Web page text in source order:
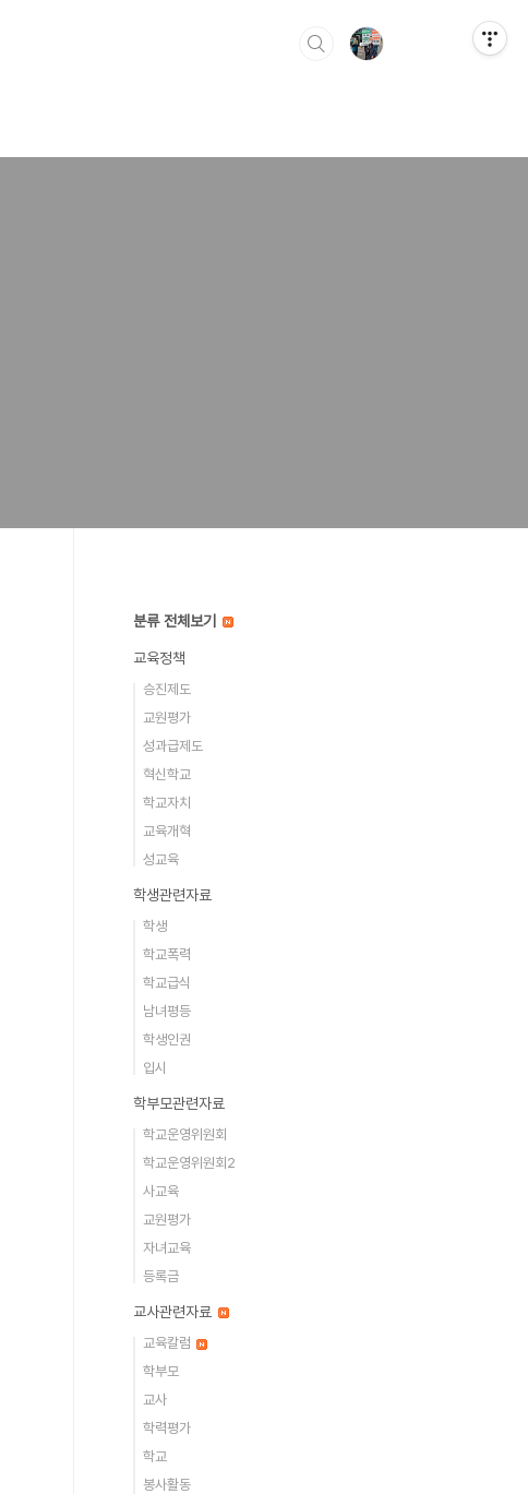
분류 전체보기
교육정책
승진제도
교원평가
성과급제도
혁신학교
학교자치
교육개혁
성교육
학생관련자료
학생
학교폭력
학교급식
남녀평등
학생인권
입시
학부모관련자료
학교운영위원회
학교운영위원회2
사교육
교원평가
자녀교육
등록금
교사관련자료
교육칼럼
학부모
교사
학력평가
학교
봉사활동